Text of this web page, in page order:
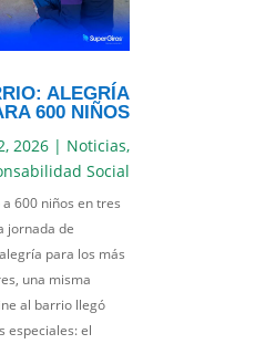
ALEGRÍA
600 NIÑOS
2026| Noticias,
Social
600 niños en tres
jornada de
para los más
una misma
al barrio llegó
especiales: el